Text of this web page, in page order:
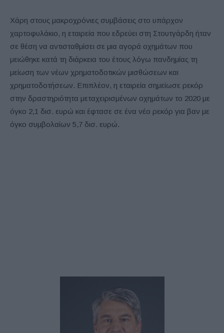
Χάρη στους μακροχρόνιες συμβάσεις στο υπάρχον
χαρτοφυλάκιο, η εταιρεία που εδρεύει στη Στουτγάρδη ήταν
σε θέση να αντισταθμίσει σε μια αγορά οχημάτων που
μειώθηκε κατά τη διάρκεια του έτους λόγω πανδημίας τη
μείωση των νέων χρηματοδοτικών μισθώσεων και
χρηματοδοτήσεων. Επιπλέον, η εταιρεία σημείωσε ρεκόρ
στην δραστηριότητα μεταχειρισμένων οχημάτων το 2020 με
όγκο 2,1 δισ. ευρώ και έφτασε σε ένα νέο ρεκόρ για βαν με
όγκο συμβολαίων 5,7 δισ. ευρώ.